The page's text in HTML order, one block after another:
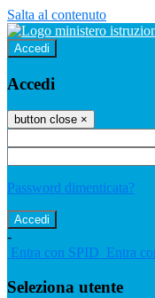
Salta al contenuto
Accedi
Accedi
button close ×
Password dimenticata?
-
Entra con SPID Entra
Seleziona utente